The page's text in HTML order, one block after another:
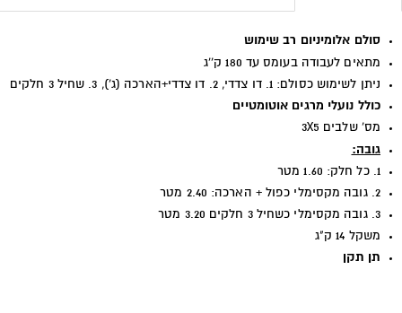
סולם אלומיניום רב שימוש
מתאים לעבודה בעומס עד 180 ק''ג
ניתן לשימוש כסולם: 1. דו צדדי, 2. דו צדדי+הארכה (ג'), 3. שחיל 3 חלקים
כולל נועלי מרגים אוטומטיים
מס' שלבים 3X5
גובה:
1. כל חלק: 1.60 מטר
2. גובה מקסימלי כפול + הארכה: 2.40 מטר
3. גובה מקסימלי כשחיל 3 חלקים 3.20 מטר
משקל 14 ק"ג
תן תקן